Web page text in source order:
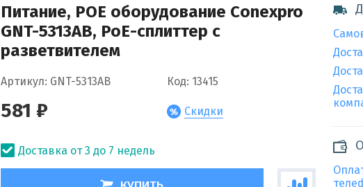
Питание, POE оборудование Conexpro
GNT-5313AB, PoE-сплиттер с
разветвителем
Артикул: GNT-5313AB Код: 13415
581 ₽ Скидки
Доставка от 3 до 7 недель